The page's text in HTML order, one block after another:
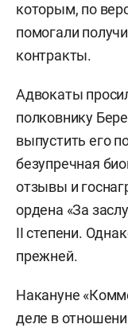
которым, по
помогали
контракты.
Адвокаты
полковнику
выпустить его
безупречная
отзывы и
ордена «За
II степени.
прежней.
Накануне
деле в